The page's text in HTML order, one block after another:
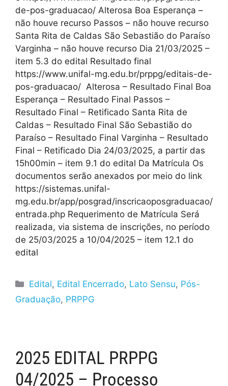
de-pos-graduacao/ Alterosa Boa Esperança –
não houve recurso Passos – não houve recurso
Santa Rita de Caldas São Sebastião do Paraíso
Varginha – não houve recurso Dia 21/03/2025 –
item 5.3 do edital Resultado final
https://www.unifal-mg.edu.br/prppg/editais-de-
pos-graduacao/ Alterosa – Resultado Final Boa
Esperança – Resultado Final Passos –
Resultado Final – Retificado Santa Rita de
Caldas – Resultado Final São Sebastião do
Paraíso – Resultado Final Varginha – Resultado
Final – Retificado Dia 24/03/2025, a partir das
15h00min – item 9.1 do edital Da Matrícula Os
documentos serão anexados por meio do link
https://sistemas.unifal-
mg.edu.br/app/posgrad/inscricaoposgraduacao/
entrada.php Requerimento de Matrícula Será
realizada, via sistema de inscrições, no período
de 25/03/2025 a 10/04/2025 – item 12.1 do
edital
Edital, Edital Encerrado, Lato Sensu, Pós-
Graduação, PRPPG
2025 EDITAL PRPPG
04/2025 – Processo